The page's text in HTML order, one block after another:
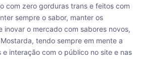
com zero gorduras trans e feitos com
sempre o sabor, manter os
inovar o mercado com sabores novos,
tendo sempre em mente a
interação com o público no site e nas